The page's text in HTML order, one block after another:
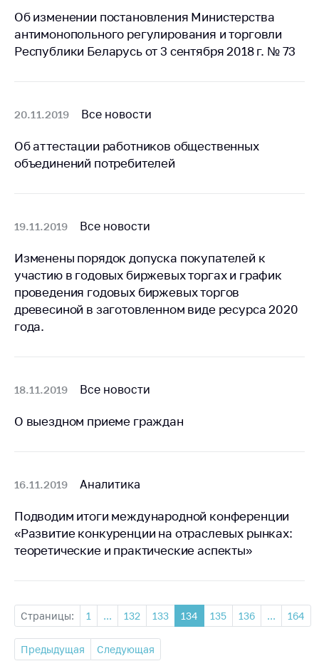
Общественное
обсуждение
проектов
ведения бизнеса
Рекомендации по
субъектов торговли,
питания, бытового
обслуживания
Обучение по
вопросам
антимонопольного
Об изменении постановления Министерства
антимонопольного регулирования и торговли
Республики Беларусь от 3 сентября 2018 г. № 73
20.11.2019 Все новости
Об аттестации работников общественных
объединений потребителей
19.11.2019 Все новости
Изменены порядок допуска покупателей к
участию в годовых биржевых торгах и график
проведения годовых биржевых торгов
древесиной в заготовленном виде ресурса 2020
года.
18.11.2019 Все новости
О выездном приеме граждан
16.11.2019 Аналитика
Подводим итоги международной конференции
«Развитие конкуренции на отраслевых рынках:
теоретические и практические аспекты»
Страницы: 1 ... 132 133 134 135 136 ... 164
Предыдущая Следующая